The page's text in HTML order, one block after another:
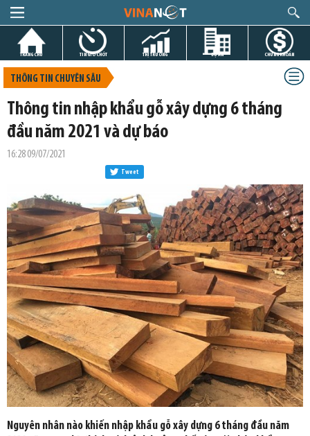
TRANG CHỦ TIN GIỜ CHÓT THỊ TRƯỜNG DỰ ÁN CHỨNG KHOÁN
THÔNG TIN CHUYÊN SÂU
Thông tin nhập khẩu gỗ xây dựng 6 tháng
đầu năm 2021 và dự báo
16:28 09/07/2021
Tweet
Nguyên nhân nào khiến nhập khẩu gỗ xây dựng 6 tháng đầu năm